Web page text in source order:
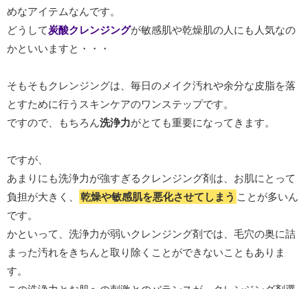
めなアイテムなんです。
どうして炭酸クレンジングが敏感肌や乾燥肌の人にも人気なの
かといいますと・・・
そもそもクレンジングは、毎日のメイク汚れや余分な皮脂を落
とすために行うスキンケアのワンステップです。
ですので、もちろん洗浄力がとても重要になってきます。
ですが、
あまりにも洗浄力が強すぎるクレンジング剤は、お肌にとって
負担が大きく、
乾燥や敏感肌を悪化させてしまう ことが多いん
です。
かといって、洗浄力が弱いクレンジング剤では、毛穴の奥に詰
まった汚れをきちんと取り除くことができないこともありま
す。